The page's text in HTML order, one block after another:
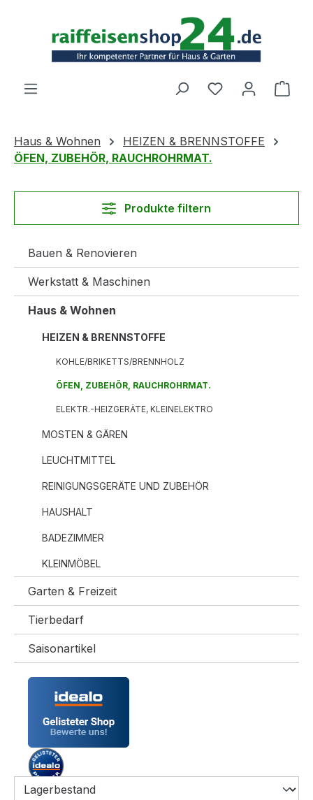
Haus & Wohnen
HEIZEN & BRENNSTOFFE
ÖFEN, ZUBEHÖR, RAUCHROHRMAT.
Produkte filtern
Bauen & Renovieren
Werkstatt & Maschinen
Haus & Wohnen
HEIZEN & BRENNSTOFFE
KOHLE/BRIKETTS/BRENNHOLZ
ÖFEN, ZUBEHÖR, RAUCHROHRMAT.
ELEKTR.-HEIZGERÄTE, KLEINELEKTRO
MOSTEN & GÄREN
LEUCHTMITTEL
REINIGUNGSGERÄTE UND ZUBEHÖR
HAUSHALT
BADEZIMMER
KLEINMÖBEL
Garten & Freizeit
Tierbedarf
Saisonartikel